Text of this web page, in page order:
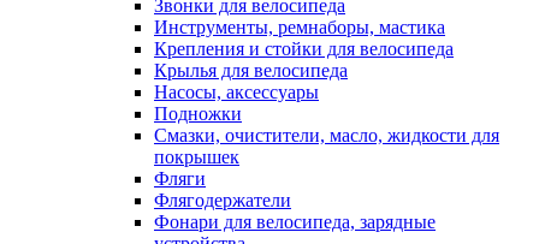
Звонки для велосипеда
Инструменты, ремнаборы, мастика
Крепления и стойки для велосипеда
Крылья для велосипеда
Насосы, аксессуары
Подножки
Смазки, очистители, масло, жидкости для
покрышек
Фляги
Флягодержатели
Фонари для велосипеда, зарядные